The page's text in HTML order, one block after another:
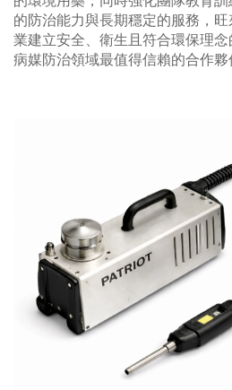
的防治能力與長期穩定的服務，
業建立安全、衛生且符合環保理
病媒防治領域最值得信賴的合作夥